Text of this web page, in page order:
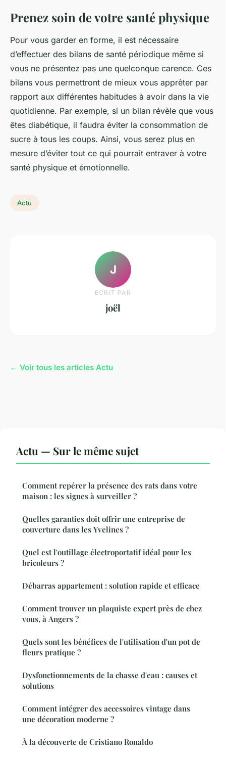
Prenez soin de votre santé physique
Pour vous garder en forme, il est nécessaire
d’effectuer des bilans de santé périodique même si
vous ne présentez pas une quelconque carence. Ces
bilans vous permettront de mieux vous apprêter par
rapport aux différentes habitudes à avoir dans la vie
quotidienne. Par exemple, si un bilan révèle que vous
êtes diabétique, il faudra éviter la consommation de
sucre à tous les coups. Ainsi, vous serez plus en
mesure d’éviter tout ce qui pourrait entraver à votre
santé physique et émotionnelle.
Actu
J
ECRIT PAR
joël
← Voir tous les articles Actu
Actu — Sur le même sujet
Comment repérer la présence des rats dans votre
maison : les signes à surveiller ?
Quelles garanties doit offrir une entreprise de
couverture dans les Yvelines ?
Quel est l'outillage électroportatif idéal pour les
bricoleurs ?
Débarras appartement : solution rapide et efficace
Comment trouver un plaquiste expert près de chez
vous, à Angers ?
Quels sont les bénéfices de l'utilisation d'un pot de
fleurs pratique ?
Dysfonctionnements de la chasse d'eau : causes et
solutions
Comment intégrer des accessoires vintage dans
une décoration moderne ?
À la découverte de Cristiano Ronaldo